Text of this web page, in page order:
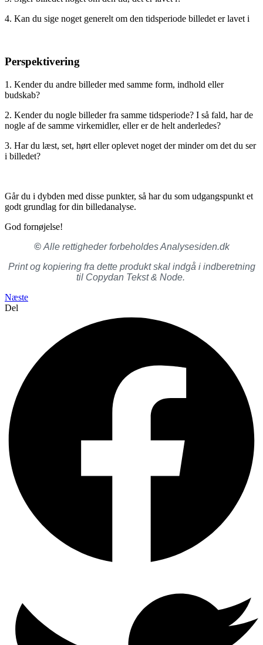
4. Kan du sige noget generelt om den tidsperiode billedet er lavet i
Perspektivering
1. Kender du andre billeder med samme form, indhold eller
budskab?
2. Kender du nogle billeder fra samme tidsperiode? I så fald, har de
nogle af de samme virkemidler, eller er de helt anderledes?
3. Har du læst, set, hørt eller oplevet noget der minder om det du ser
i billedet?
Går du i dybden med disse punkter, så har du som udgangspunkt et
godt grundlag for din billedanalyse.
God fornøjelse!
© Alle rettigheder forbeholdes Analysesiden.dk
Print og kopiering fra dette produkt skal indgå i indberetning
til Copydan Tekst & Node.
Næste
Del